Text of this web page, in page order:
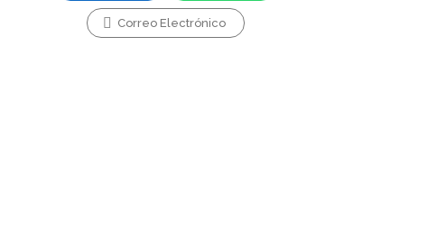
Correo Electrónico